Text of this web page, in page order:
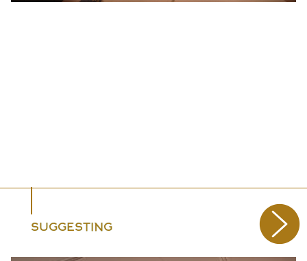
SUGGESTING